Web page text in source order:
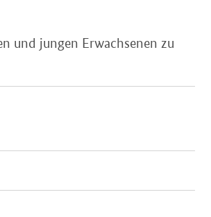
und jungen Erwachsenen zu